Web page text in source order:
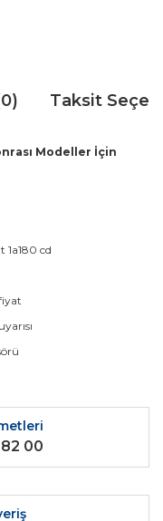
Taksit
Modeller İçin
ve diğer
1a180 cd
00